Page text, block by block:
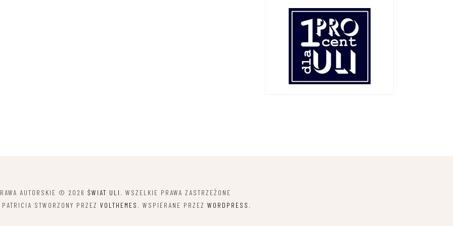
AUTORSKIE © 2026 ŚWIAT ULI . WSZELKIE PRAWA ZASTRZEŻONE
PATRICIA STWORZONY PRZEZ VOLTHEMES . WSPIERANE PRZEZ WORDPRESS .